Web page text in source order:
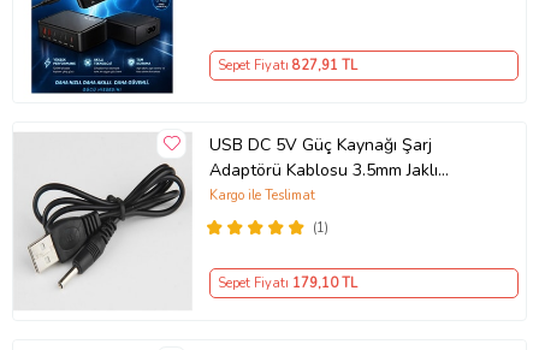
Sepet Fiyatı 827,91 TL
USB DC 5V Güç Kaynağı Şarj
Adaptörü Kablosu 3.5mm Jaklı
MOSUNX Siyah
(1)
Kargo ile Teslimat
Sepet Fiyatı 179,10 TL